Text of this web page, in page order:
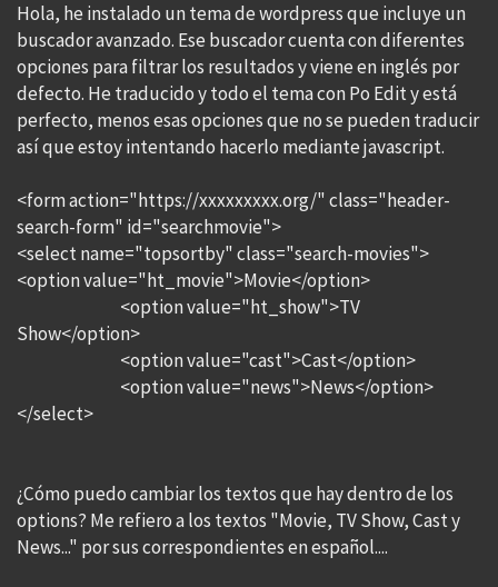
Hola, he instalado un tema de wordpress que incluye un
buscador avanzado. Ese buscador cuenta con diferentes
opciones para filtrar los resultados y viene en inglés por
defecto. He traducido y todo el tema con Po Edit y está
perfecto, menos esas opciones que no se pueden traducir
así que estoy intentando hacerlo mediante javascript.
<form action="https://xxxxxxxxx.org/" class="header-
search-form" id="searchmovie">
<select name="topsortby" class="search-movies">
<option value="ht_movie">Movie</option>
<option value="ht_show">TV
Show</option>
<option value="cast">Cast</option>
<option value="news">News</option>
</select>
¿Cómo puedo cambiar los textos que hay dentro de los
options? Me refiero a los textos "Movie, TV Show, Cast y
News..." por sus correspondientes en español....